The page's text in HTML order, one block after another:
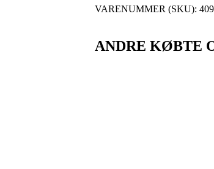
VARENUMMER (SKU):
ANDRE KØBTE